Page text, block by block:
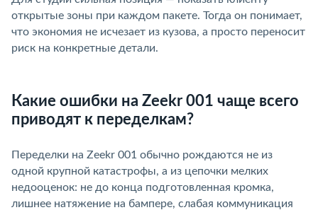
открытые зоны при каждом пакете. Тогда он понимает,
что экономия не исчезает из кузова, а просто переносит
риск на конкретные детали.
Какие ошибки на Zeekr 001 чаще всего
приводят к переделкам?
Переделки на Zeekr 001 обычно рождаются не из
одной крупной катастрофы, а из цепочки мелких
недооценок: не до конца подготовленная кромка,
лишнее натяжение на бампере, слабая коммуникация